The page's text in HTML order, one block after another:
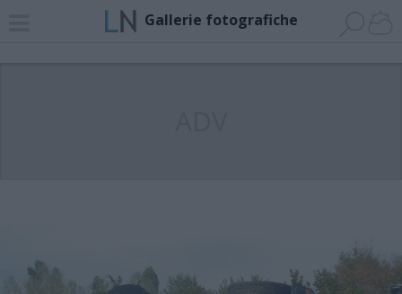
Gallerie fotografiche